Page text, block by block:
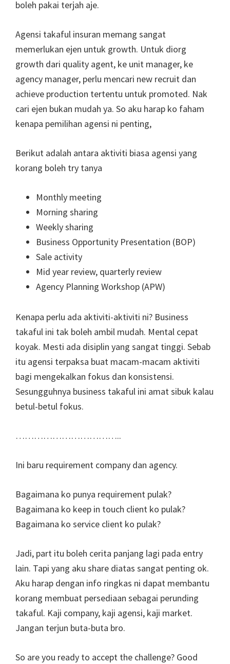
boleh pakai terjah aje.
Agensi takaful insuran memang sangat
memerlukan ejen untuk growth. Untuk diorg
growth dari quality agent, ke unit manager, ke
agency manager, perlu mencari new recruit dan
achieve production tertentu untuk promoted. Nak
cari ejen bukan mudah ya. So aku harap ko faham
kenapa pemilihan agensi ni penting,
Berikut adalah antara aktiviti biasa agensi yang
korang boleh try tanya
Monthly meeting
Morning sharing
Weekly sharing
Business Opportunity Presentation (BOP)
Sale activity
Mid year review, quarterly review
Agency Planning Workshop (APW)
Kenapa perlu ada aktiviti-aktiviti ni? Business
takaful ini tak boleh ambil mudah. Mental cepat
koyak. Mesti ada disiplin yang sangat tinggi. Sebab
itu agensi terpaksa buat macam-macam aktiviti
bagi mengekalkan fokus dan konsistensi.
Sesungguhnya business takaful ini amat sibuk kalau
betul-betul fokus.
……………………………..
Ini baru requirement company dan agency.
Bagaimana ko punya requirement pulak?
Bagaimana ko keep in touch client ko pulak?
Bagaimana ko service client ko pulak?
Jadi, part itu boleh cerita panjang lagi pada entry
lain. Tapi yang aku share diatas sangat penting ok.
Aku harap dengan info ringkas ni dapat membantu
korang membuat persediaan sebagai perunding
takaful. Kaji company, kaji agensi, kaji market.
Jangan terjun buta-buta bro.
So are you ready to accept the challenge? Good